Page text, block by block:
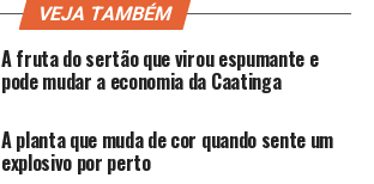
VEJA TAMBÉM
A fruta do sertão que virou espumante e
pode mudar a economia da Caatinga
A planta que muda de cor quando sente um
explosivo por perto